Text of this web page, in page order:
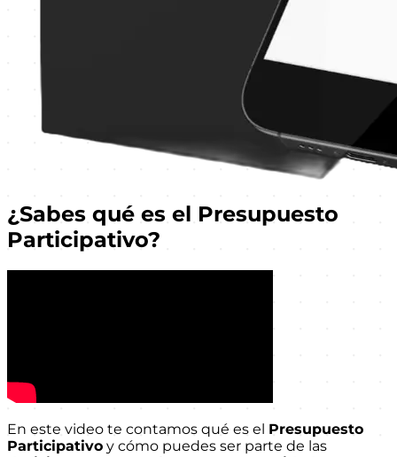
¿Sabes qué es el Presupuesto
Participativo?
En este video te contamos qué es el Presupuesto
Participativo y cómo puedes ser parte de las